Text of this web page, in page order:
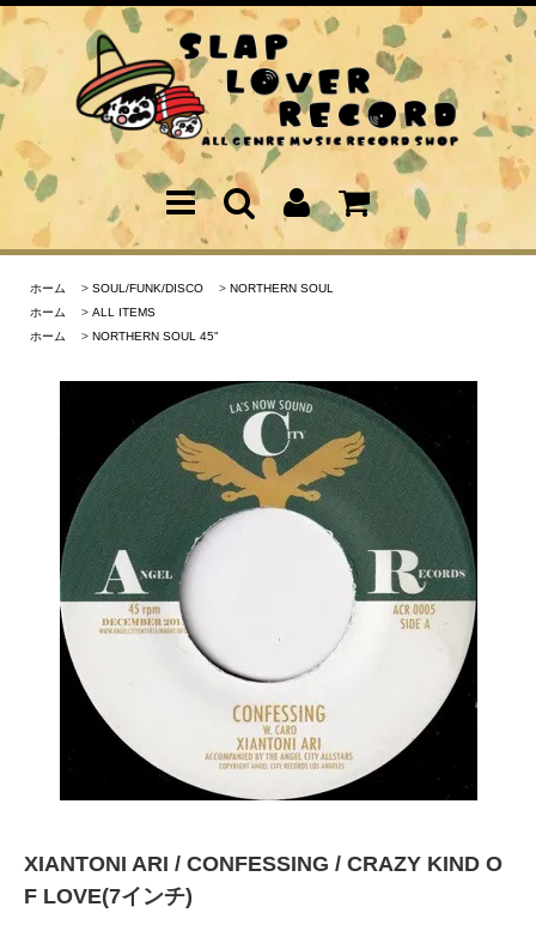
ホーム > SOUL/FUNK/DISCO > NORTHERN SOUL
ホーム
> ALL ITEMS
ホーム
> NORTHERN SOUL 45"
XIANTONI ARI / CONFESSING / CRAZY KIND O
F LOVE(7インチ)